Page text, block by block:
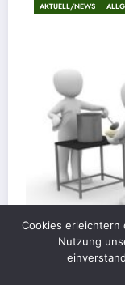
AKTUELL/NEWS
Cookies
Nutzung